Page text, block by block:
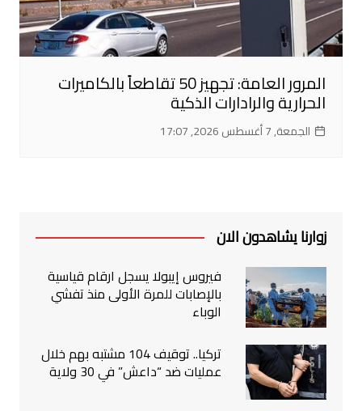
المرور العامة: تجهيز 50 تقاطعاً بالكاميرات
الحرارية والرادارات الذكية
الجمعة, 7 أغسطس 2026, 17:07
زوارنا يشاهدون الان
فيروس إيبولا يسجل ارقام قياسية
بالإصابات للمرة الأولى منذ تفشي
الوباء
تركيا.. توقيف 104 مشتبه بهم خلال
عمليات ضد “داعش” في 30 ولاية